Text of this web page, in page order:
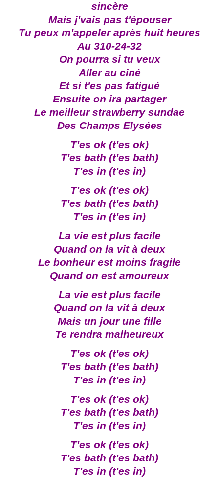
sincère
Mais j'vais pas t'épouser
Tu peux m'appeler après huit heures
Au 310-24-32
On pourra si tu veux
Aller au ciné
Et si t'es pas fatigué
Ensuite on ira partager
Le meilleur strawberry sundae
Des Champs Elysées
T'es ok (t'es ok)
T'es bath (t'es bath)
T'es in (t'es in)
T'es ok (t'es ok)
T'es bath (t'es bath)
T'es in (t'es in)
La vie est plus facile
Quand on la vit à deux
Le bonheur est moins fragile
Quand on est amoureux
La vie est plus facile
Quand on la vit à deux
Mais un jour une fille
Te rendra malheureux
T'es ok (t'es ok)
T'es bath (t'es bath)
T'es in (t'es in)
T'es ok (t'es ok)
T'es bath (t'es bath)
T'es in (t'es in)
T'es ok (t'es ok)
T'es bath (t'es bath)
T'es in (t'es in)